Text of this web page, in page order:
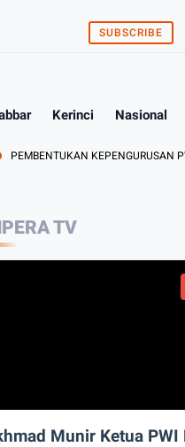
SUBSCRIBE
Kerinci Nasional
KEPENGURUSAN PWI
TV
Munir Ketua PWI